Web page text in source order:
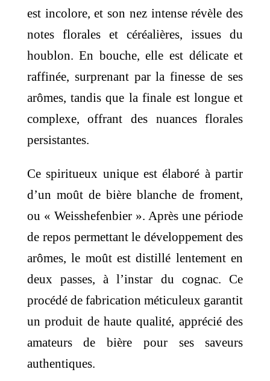
40,00 €
est incolore, et son nez intense révèle des
notes florales et céréalières, issues du
houblon. En bouche, elle est délicate et
raffinée, surprenant par la finesse de ses
arômes, tandis que la finale est longue et
complexe, offrant des nuances florales
persistantes.
Ce spiritueux unique est élaboré à partir
d’un moût de bière blanche de froment,
ou « Weisshefenbier ». Après une période
de repos permettant le développement des
arômes, le moût est distillé lentement en
deux passes, à l’instar du cognac. Ce
procédé de fabrication méticuleux garantit
un produit de haute qualité, apprécié des
amateurs de bière pour ses saveurs
authentiques.